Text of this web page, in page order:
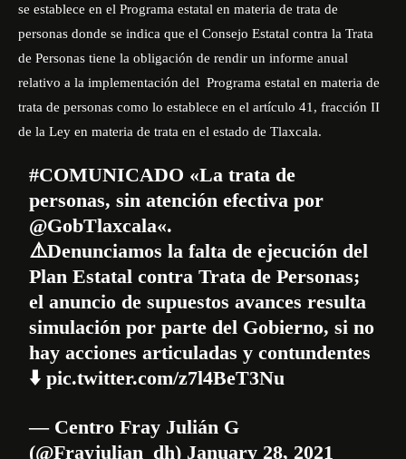
se establece en el Programa estatal en materia de trata de
personas donde se indica que el Consejo Estatal contra la Trata
de Personas tiene la obligación de rendir un informe anual
relativo a la implementación del Programa estatal en materia de
trata de personas como lo establece en el artículo 41, fracción II
de la Ley en materia de trata en el estado de Tlaxcala.
#COMUNICADO «La trata de
personas, sin atención efectiva por
@GobTlaxcala«.
⚠️Denunciamos la falta de ejecución del
Plan Estatal contra Trata de Personas;
el anuncio de supuestos avances resulta
simulación por parte del Gobierno, si no
hay acciones articuladas y contundentes
⬇️pic.twitter.com/z7l4BeT3Nu
— Centro Fray Julián G
(@Frayjulian_dh) January 28, 2021